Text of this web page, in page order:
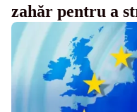
zahăr pentru a